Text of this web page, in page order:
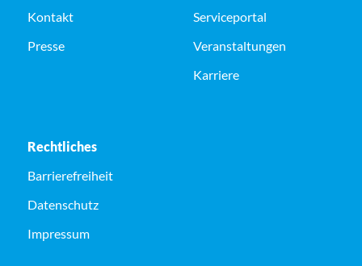
Kontakt
Presse
Serviceportal
Veranstaltungen
Karriere
Rechtliches
Barrierefreiheit
Datenschutz
Impressum